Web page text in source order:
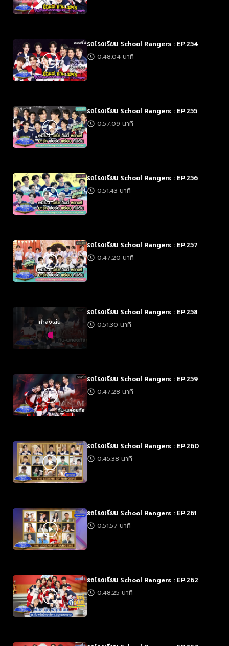
รถโรงเรียน School Rangers : EP.254
0:48:04 นาที
รถโรงเรียน School Rangers : EP.255
0:57:09 นาที
รถโรงเรียน School Rangers : EP.256
0:51:43 นาที
รถโรงเรียน School Rangers : EP.257
0:47:20 นาที
กำลังเล่น
รถโรงเรียน School Rangers : EP.258
0:51:30 นาที
รถโรงเรียน School Rangers : EP.259
0:47:28 นาที
รถโรงเรียน School Rangers : EP.260
0:45:38 นาที
รถโรงเรียน School Rangers : EP.261
0:51:57 นาที
รถโรงเรียน School Rangers : EP.262
0:48:25 นาที